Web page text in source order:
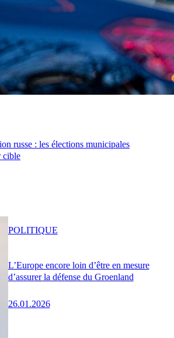
russe : les élections municipales
cible
L’Europe encore loin d’être en mesure
d’assurer la défense du Groenland
26.01.2026
POLITIQUE